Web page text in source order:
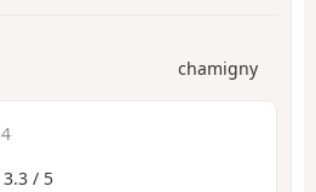
chamigny
3.3 / 5